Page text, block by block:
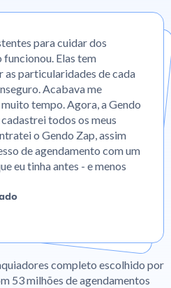
para cuidar dos
funcionou. Elas tem
as particularidades de cada
Acabava me
tempo. Agora, a Gendo
todos os meus
o Gendo Zap, assim
de agendamento com um
eu tinha antes - e menos
completo escolhido por
53 milhões de agendamentos